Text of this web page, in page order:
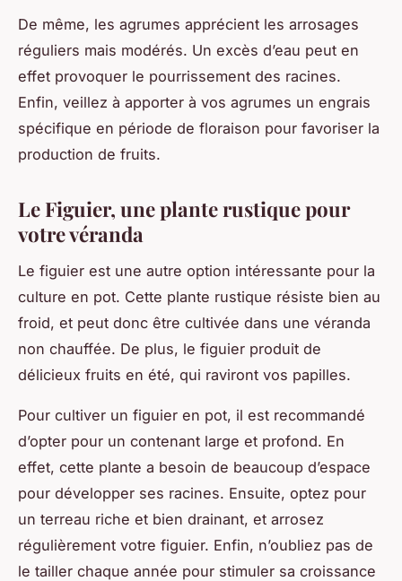
De même, les agrumes apprécient les arrosages
réguliers mais modérés. Un excès d’eau peut en
effet provoquer le pourrissement des racines.
Enfin, veillez à apporter à vos agrumes un engrais
spécifique en période de floraison pour favoriser la
production de fruits.
Le Figuier, une plante rustique pour
votre véranda
Le figuier est une autre option intéressante pour la
culture en pot. Cette plante rustique résiste bien au
froid, et peut donc être cultivée dans une véranda
non chauffée. De plus, le figuier produit de
délicieux fruits en été, qui raviront vos papilles.
Pour cultiver un figuier en pot, il est recommandé
d’opter pour un contenant large et profond. En
effet, cette plante a besoin de beaucoup d’espace
pour développer ses racines. Ensuite, optez pour
un terreau riche et bien drainant, et arrosez
régulièrement votre figuier. Enfin, n’oubliez pas de
le tailler chaque année pour stimuler sa croissance